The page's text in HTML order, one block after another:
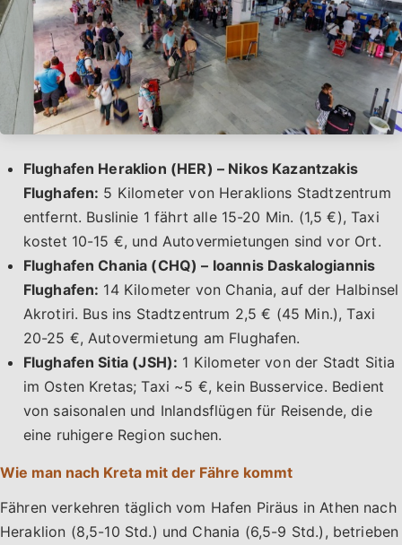
Flughafen Heraklion (HER) – Nikos Kazantzakis
Flughafen: 5 Kilometer von Heraklions Stadtzentrum
entfernt. Buslinie 1 fährt alle 15-20 Min. (1,5 €), Taxi
kostet 10-15 €, und Autovermietungen sind vor Ort.
Flughafen Chania (CHQ) – Ioannis Daskalogiannis
Flughafen: 14 Kilometer von Chania, auf der Halbinsel
Akrotiri. Bus ins Stadtzentrum 2,5 € (45 Min.), Taxi
20-25 €, Autovermietung am Flughafen.
Flughafen Sitia (JSH): 1 Kilometer von der Stadt Sitia
im Osten Kretas; Taxi ~5 €, kein Busservice. Bedient
von saisonalen und Inlandsflügen für Reisende, die
eine ruhigere Region suchen.
Wie man nach Kreta mit der Fähre kommt
Fähren verkehren täglich vom Hafen Piräus in Athen nach
Heraklion (8,5-10 Std.) und Chania (6,5-9 Std.), betrieben